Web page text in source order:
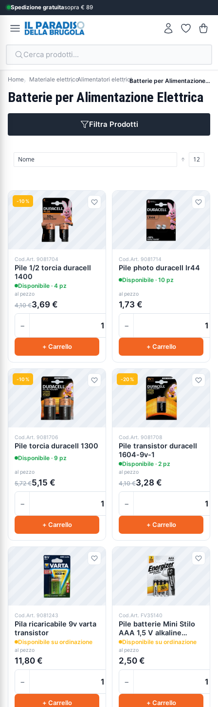
Spedizione gratuitasopra € 89
Cerca prodotti...
Home Materiale elettricoAlimentatori elettrici Batterie per Alimentazione Elettrica
Batterie per Alimentazione Elettrica
Filtra Prodotti
Prodotti
-10%
Cod.Art. 9081704
Pile 1/2 torcia duracell
1400
Disponibile · 4 pz
al pezzo
4,10 €3,69 €
−
+ Carrello
Cod.Art. 9081714
Pile photo duracell lr44
Disponibile · 10 pz
al pezzo
1,73 €
−
+ Carrello
-10%
Cod.Art. 9081706
Pile torcia duracell 1300
Disponibile · 9 pz
al pezzo
5,72 €5,15 €
−
+ Carrello
-20%
Cod.Art. 9081708
Pile transistor duracell
1604-9v-1
Disponibile · 2 pz
al pezzo
4,10 €3,28 €
−
+ Carrello
Cod.Art. 9081243
Pila ricaricabile 9v varta
transistor
Disponibile su ordinazione
al pezzo
11,80 €
−
+ Carrello
Cod.Art. FV35140
Pile batterie Mini Stilo
AAA 1,5 V alkaline
power - 4 pezzi -
Energizer
Disponibile su ordinazione
al pezzo
2,50 €
−
+ Carrello